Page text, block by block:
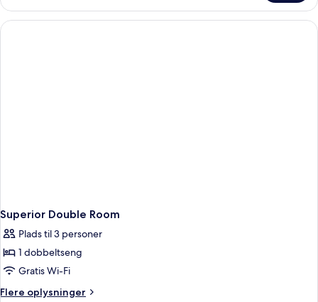
Double
Room
Superior Double Room
Plads til 3 personer
1 dobbeltseng
Gratis Wi-Fi
Flere oplysninger
Flere